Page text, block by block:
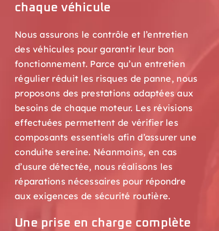
chaque véhicule
Nous assurons le contrôle et l’entretien
des véhicules pour garantir leur bon
fonctionnement. Parce qu’un entretien
régulier réduit les risques de panne, nous
proposons des prestations adaptées aux
besoins de chaque moteur. Les révisions
effectuées permettent de vérifier les
composants essentiels afin d’assurer une
conduite sereine. Néanmoins, en cas
d’usure détectée, nous réalisons les
réparations nécessaires pour répondre
aux exigences de sécurité routière.
Une prise en charge complète